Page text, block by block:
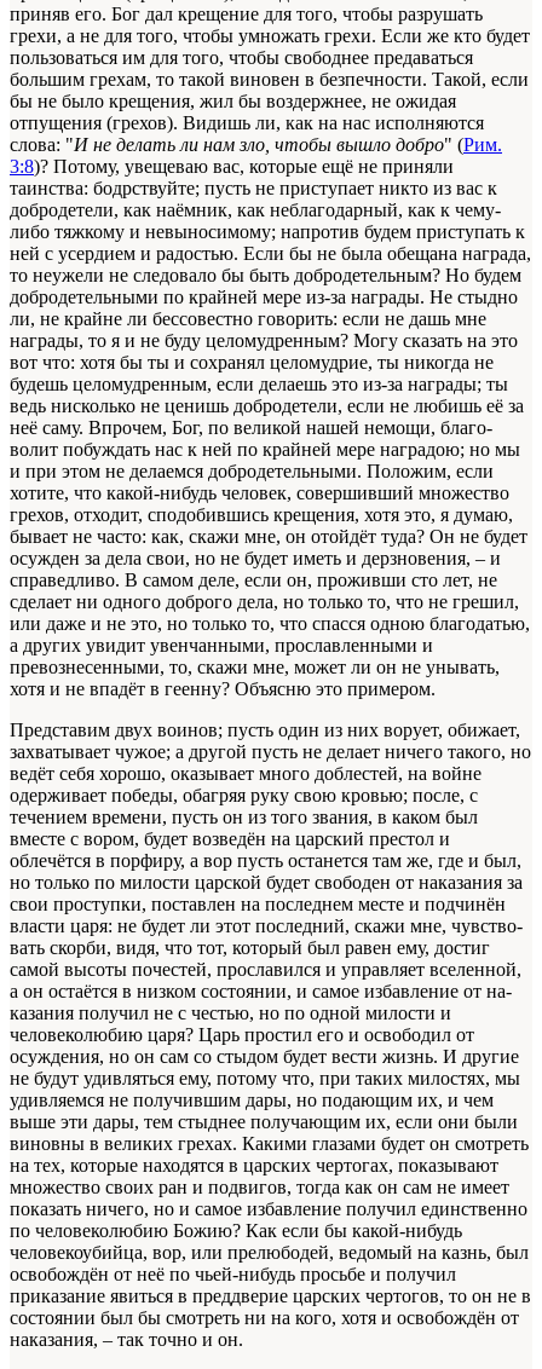
приняв его. Бог дал крещение для того, чтобы разрушать
грехи, а не для того, чтобы умножать грехи. Если же кто будет
пользоваться им для того, чтобы свободнее предаваться
большим грехам, то такой виновен в безпечности. Такой, если
бы не было крещения, жил бы воздержнее, не ожидая
отпущения (грехов). Видишь ли, как на нас исполняются
слова: "И не делать ли нам зло, чтобы вышло добро" (Рим.
3:8)? Потому, увещеваю вас, которые ещё не приняли
таинства: бодрствуйте; пусть не приступает никто из вас к
добродетели, как наёмник, как неблагодарный, как к чему-
либо тяжкому и невыносимому; напротив будем приступать к
ней с усердием и радостью. Если бы не была обещана награда,
то неужели не следовало бы быть добродетельным? Но будем
добродетельными по крайней мере из-за награды. Не стыдно
ли, не крайне ли бессовестно говорить: если не дашь мне
награды, то я и не буду целомудренным? Могу сказать на это
вот что: хотя бы ты и сохранял целомудрие, ты никогда не
будешь целомудренным, если делаешь это из-за награды; ты
ведь нисколько не ценишь добродетели, если не любишь её за
неё саму. Впрочем, Бог, по великой нашей немощи, благо­
волит побуждать нас к ней по крайней мере наградою; но мы
и при этом не делаемся добродетельными. Положим, если
хотите, что какой-нибудь человек, совершивший множество
грехов, отходит, сподобившись крещения, хотя это, я думаю,
бывает не часто: как, скажи мне, он отойдёт туда? Он не будет
осужден за дела свои, но не будет иметь и дерзновения, – и
справедливо. В самом деле, если он, проживши сто лет, не
сделает ни одного доброго дела, но только то, что не грешил,
или даже и не это, но только то, что спасся одною благодатью,
а других увидит увенчанными, прославленными и
превознесенными, то, скажи мне, может ли он не унывать,
хотя и не впадёт в геенну? Объясню это примером.
Представим двух воинов; пусть один из них ворует, обижает,
захватывает чужое; а другой пусть не делает ничего такого, но
ведёт себя хорошо, оказывает много доблестей, на войне
одерживает победы, обагряя руку свою кровью; после, с
течением времени, пусть он из того звания, в каком был
вместе с вором, будет возведён на царский престол и
облечётся в порфиру, а вор пусть останется там же, где и был,
но только по милости царской будет свободен от наказания за
свои проступки, поставлен на последнем месте и подчинён
власти царя: не будет ли этот последний, скажи мне, чувство­
вать скорби, видя, что тот, который был равен ему, достиг
самой высоты почестей, прославился и управляет вселенной,
а он остаётся в низком состоянии, и самое избавление от на­
казания получил не с честью, но по одной милости и
человеколюбию царя? Царь простил его и освободил от
осуждения, но он сам со стыдом будет вести жизнь. И другие
не будут удивляться ему, потому что, при таких милостях, мы
уди­вляемся не получившим дары, но подающим их, и чем
выше эти дары, тем стыднее получающим их, если они были
ви­новны в великих грехах. Какими глазами будет он смотреть
на тех, которые находятся в царских чертогах, показывают
множество своих ран и подвигов, тогда как он сам не имеет
показать ничего, но и самое избавление получил единственно
по человеколюбию Божию? Как если бы какой-ни­будь
человекоубийца, вор, или прелюбодей, ведомый на казнь, был
освобождён от неё по чьей-нибудь просьбе и получил
приказание явиться в преддверие царских чертогов, то он не в
состоянии был бы смотреть ни на кого, хотя и освобождён от
наказания, – так точно и он.